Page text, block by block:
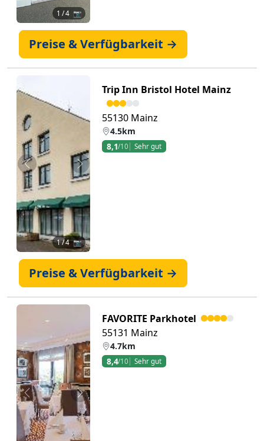
1 / 4 📷
Preise & Verfügbarkeit →
Zurück Weiter
1/ 4 📷
Trip Inn Bristol Hotel Mainz
55130 Mainz
4.5km
8,1/10 Sehr gut
Preise & Verfügbarkeit →
Zurück Weiter
FAVORITE Parkhotel
55131 Mainz
4.7km
8,4/10 Sehr gut